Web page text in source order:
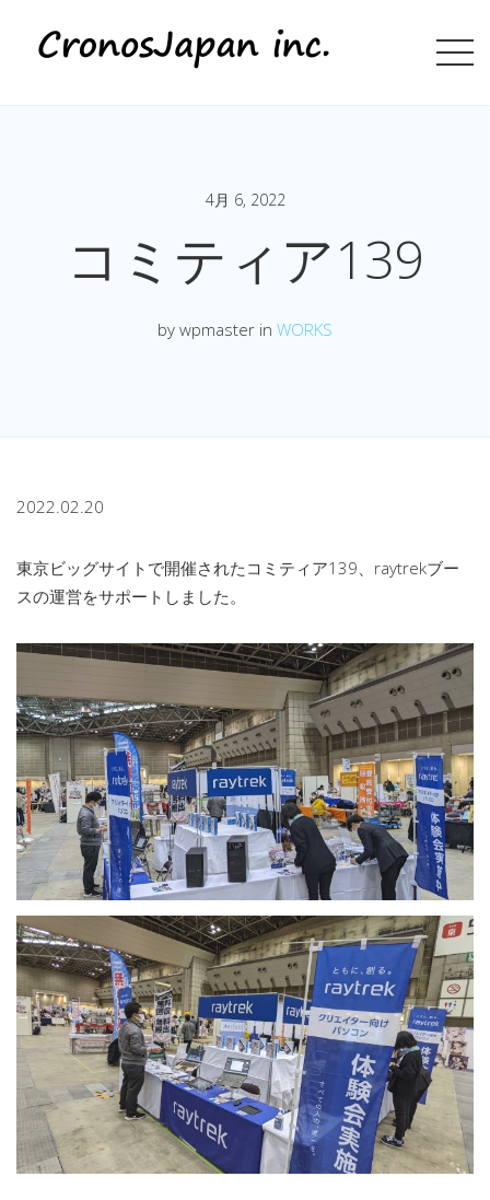
4月 6, 2022
コミティア139
by wpmaster in WORKS
2022.02.20
東京ビッグサイトで開催されたコミティア139、raytrekブー
スの運営をサポートしました。